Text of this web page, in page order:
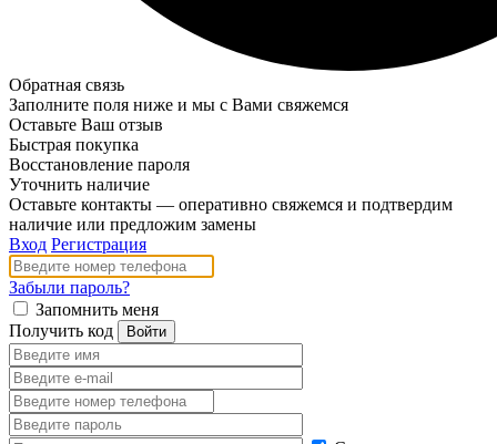
Обратная связь
Заполните поля ниже и мы с Вами свяжемся
Оставьте Ваш отзыв
Быстрая покупка
Восстановление пароля
Уточнить наличие
Оставьте контакты — оперативно свяжемся и подтвердим
наличие или предложим замены
Вход Регистрация
Забыли пароль?
Запомнить меня
Получить код